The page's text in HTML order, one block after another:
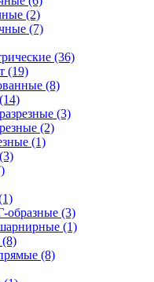
(2)
(7)
(36)
(19)
(8)
(3)
(2)
(1)
образные (3)
(1)
(8)